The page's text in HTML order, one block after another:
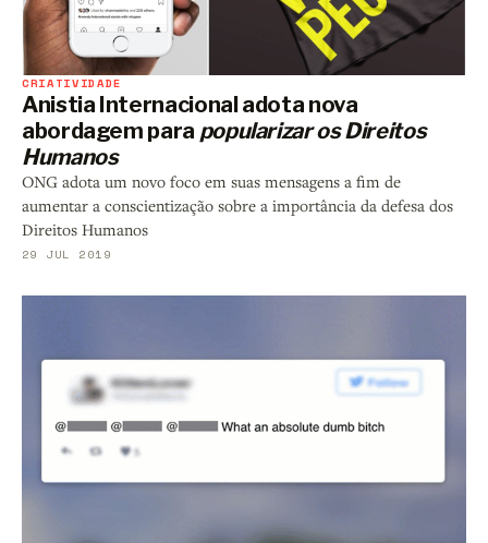
CRIATIVIDADE
Anistia Internacional adota nova
abordagem para popularizar os Direitos
Humanos
ONG adota um novo foco em suas mensagens a fim de
aumentar a conscientização sobre a importância da defesa dos
Direitos Humanos
29 JUL 2019